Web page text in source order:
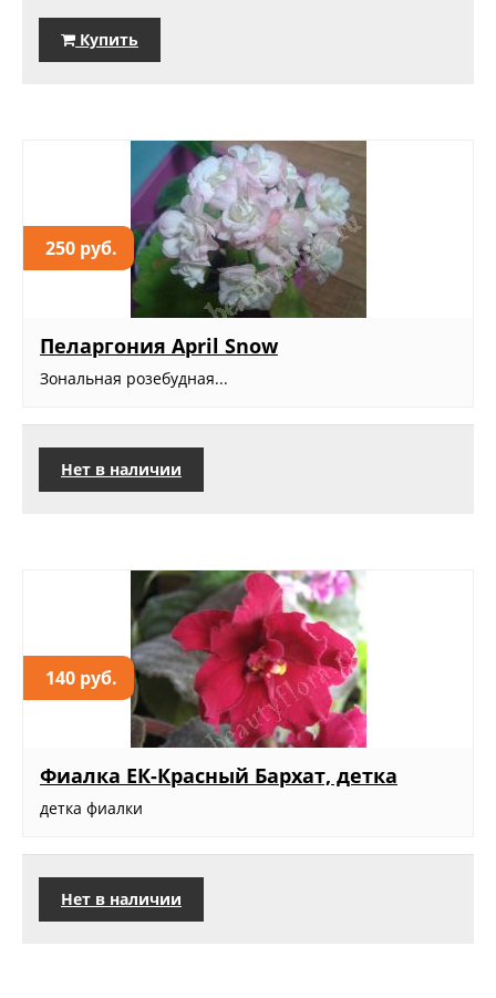
Купить
250 руб.
Пеларгония April Snow
Зональная розебудная...
Нет в наличии
140 руб.
Фиалка ЕК-Красный Бархат, детка
детка фиалки
Нет в наличии